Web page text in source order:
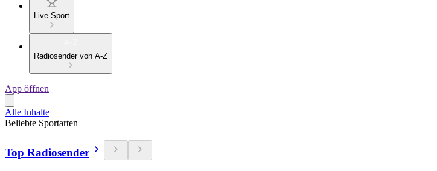
Live Sport
Radiosender von A-Z
App öffnen
Alle Inhalte
Beliebte Sportarten
Top Radiosender